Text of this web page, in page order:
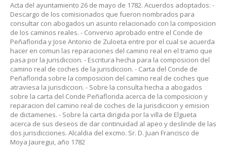
Acta del ayuntamiento 26 de mayo de 1782. Acuerdos adoptados: -
Descargo de los comisionados que fueron nombrados para
consultar con abogados un asunto relacionado con la composicion
de los caminos reales. - Convenio aprobado entre el Conde de
Peñaflorida y Jose Antonio de Zuloeta entre por el cual se acuerda
hacer en comun las reparaciones del camino real en el tramo que
pasa por la jurisdiccion. - Escritura hecha para la composicion del
camino real de coches de la jurisdiccion. - Carta del Conde de
Peñaflorida sobre la composicion del camino real de coches que
atraviesa la jurisdiccion. - Sobre la consulta hecha a abogados
sobre la carta del Conde Peñaflorida acerca de la composicion y
reparacion del camino real de coches de la jurisdiccion y emision
de dictamenes. - Sobre la carta dirigida por la villa de Elgueta
acerca de sus deseos de dar continuidad al apeo y deslinde de las
dos jurisdicciones. Alcaldia del excmo. Sr. D. Juan Francisco de
Moya Jauregui, año 1782